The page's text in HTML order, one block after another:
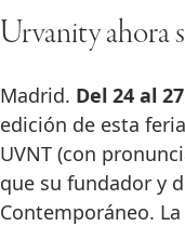
Urvanity ahora
Madrid. Del 24 al
edición de esta
UVNT (con
que su fundador y
Contemporáneo.